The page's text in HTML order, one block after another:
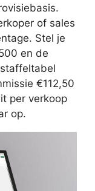
of sales
Stel je
en de
€112,50
per verkoop
op.